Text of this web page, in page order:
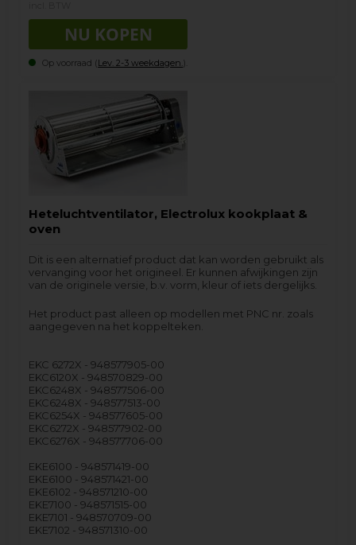
Op voorraad (Lev. 2-3 weekdagen. ).
Heteluchtventilator, Electrolux kookplaat &
oven
Dit is een alternatief product dat kan worden gebruikt als
vervanging voor het origineel. Er kunnen afwijkingen zijn
van de originele versie, b.v. vorm, kleur of iets dergelijks.
Het product past alleen op modellen met PNC nr. zoals
aangegeven na het koppelteken.
EKC 6272X - 948577905-00
EKC6120X - 948570829-00
EKC6248X - 948577506-00
EKC6248X - 948577513-00
EKC6254X - 948577605-00
EKC6272X - 948577902-00
EKC6276X - 948577706-00
EKE6100 - 948571419-00
EKE6100 - 948571421-00
EKE6102 - 948571210-00
EKE7100 - 948571515-00
EKE7101 - 948570709-00
EKE7102 - 948571310-00